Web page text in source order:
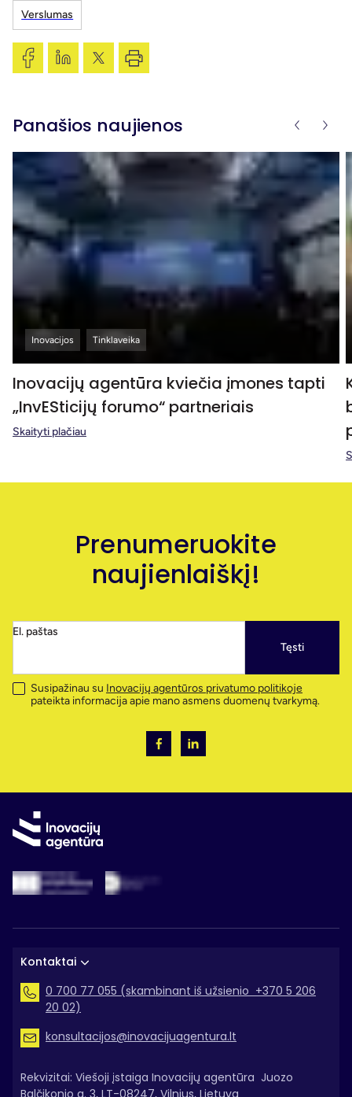
Verslumas
Panašios naujienos
Inovacijos Tinklaveika
Inovacijų agentūra kviečia įmones tapti
„InvESticijų forumo“ partneriais
Skaityti plačiau
Prenumeruokite
naujienlaiškį!
El. paštas
Tęsti
Susipažinau su Inovacijų agentūros privatumo politikoje
pateikta informacija apie mano asmens duomenų tvarkymą.
Kontaktai
0 700 77 055 (skambinant iš užsienio +370 5 206
20 02)
konsultacijos@inovacijuagentura.lt
Rekvizitai: Viešoji įstaiga Inovacijų agentūra Juozo
Balčikonio g. 3, LT-08247, Vilnius, Lietuva